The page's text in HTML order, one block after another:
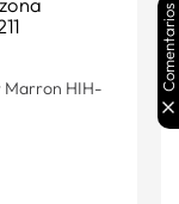
Marron HIH-
Comentarios